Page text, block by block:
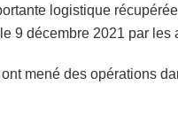
logistique
9 décembre 2021 par
mené des opérations